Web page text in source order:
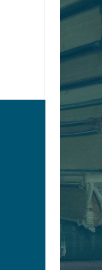
Etats Unis
45,00 €